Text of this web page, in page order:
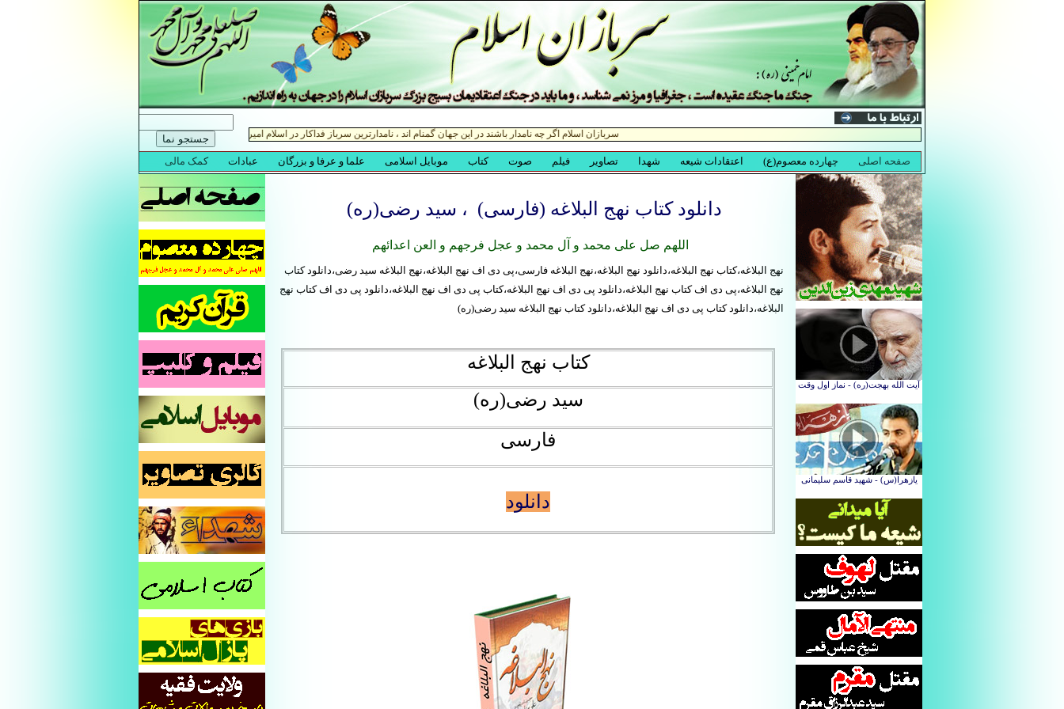
کتاب نهج البلاغه
سيد رضی(ره)
فارسی
دانلود
دانلود کتاب نهج البلاغه (فارسی) ، سيد رضی(ره)
اللهم صل علی محمد و آل محمد و عجل فرجهم و العن اعدائهم
نهج البلاغه،کتاب نهج البلاغه،دانلود نهج البلاغه،نهج البلاغه فارسی،پی دی اف نهج البلاغه،نهج البلاغه سید رضی،دانلود کتاب
نهج البلاغه،پی دی اف کتاب نهج البلاغه،دانلود پی دی اف نهج البلاغه،کتاب پی دی اف نهج البلاغه،دانلود پی دی اف کتاب نهج
البلاغه،دانلود کتاب پی دی اف نهج البلاغه،دانلود کتاب نهج البلاغه سید رضی(ره)